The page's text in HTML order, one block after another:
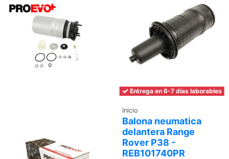
Entrega en 6-7 días laborables
Inicio
Balona neumatica
delantera Range
Rover P38 -
REB101740PR